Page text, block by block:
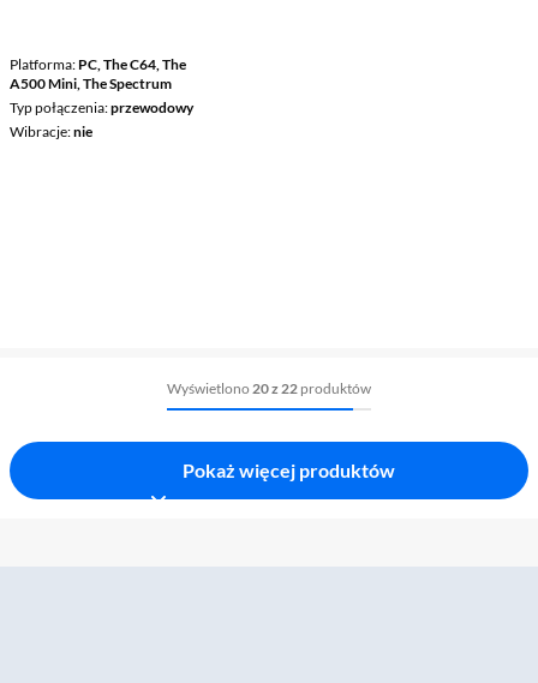
Platforma PC, The C64, The
A500 Mini, The Spectrum
Typ połączenia przewodowy
Wibracje nie
Wyświetlono 20 z 22 produktów
Pokaż więcej produktów